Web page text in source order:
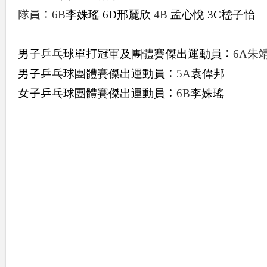
隊員： 6B李姝瑤 6D邢麗欣 4B 孟心悅 3C嵇子怡
男子乒乓球單打冠軍及 團體賽傑出運動員 ： 6A朱
男子乒乓球團體賽傑出運動員 ： 5A袁偉邦
女子乒乓球團體賽傑出運動員 ： 6B李姝瑤